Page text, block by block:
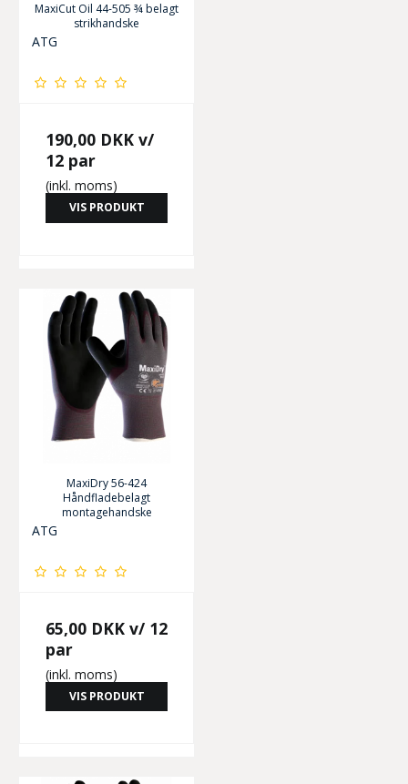
MaxiCut Oil 44-505 ¾ belagt
strikhandske
ATG
190,00 DKK v/
12 par
(inkl. moms)
VIS PRODUKT
MaxiDry 56-424
Håndfladebelagt
montagehandske
ATG
65,00 DKK v/ 12
par
(inkl. moms)
VIS PRODUKT